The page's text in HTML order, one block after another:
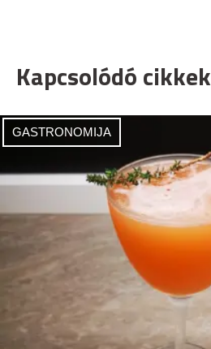
Kapcsolódó cikkek
GASTRONOMIJA